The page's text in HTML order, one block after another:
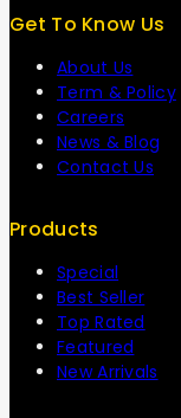
Get To Know Us
About Us
Term & Policy
Careers
News & Blog
Contact Us
Products
Special
Best Seller
Top Rated
Featured
New Arrivals